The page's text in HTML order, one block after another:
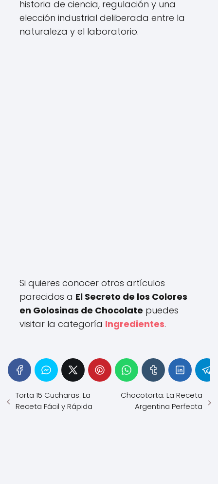
historia de ciencia, regulación y una
elección industrial deliberada entre la
naturaleza y el laboratorio.
Si quieres conocer otros artículos
parecidos a El Secreto de los Colores
en Golosinas de Chocolate puedes
visitar la categoría Ingredientes.
Torta 15 Cucharas: La
Receta Fácil y Rápida
Chocotorta: La Receta
Argentina Perfecta